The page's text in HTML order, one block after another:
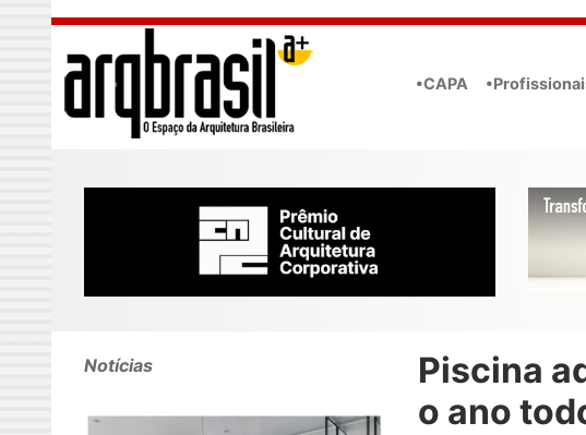
Skip to main content
•CAPA
Piscina
o ano
Notícias